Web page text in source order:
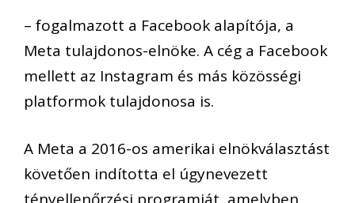
– fogalmazott a Facebook alapítója, a
Meta tulajdonos-elnöke. A cég a Facebook
mellett az Instagram és más közösségi
platformok tulajdonosa is.
A Meta a 2016-os amerikai elnökválasztást
követően indította el úgynevezett